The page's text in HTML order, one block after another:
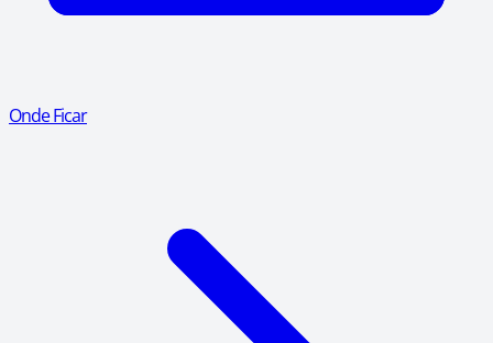
Onde Ficar